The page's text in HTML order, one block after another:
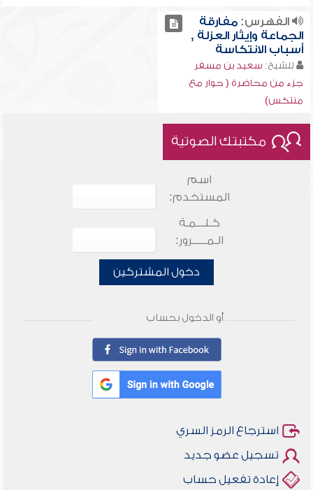
الفهرس:مفارقة
الجماعة وإيثار العزلة ,
أسباب الانتكاسة
للشيخ: سعيد بن مسفر
جزء من محاضرة ( حوار مع
منتكس)
مكتبتك الصوتية
اسم
المستخدم:
كـلـــمـة
الـمـــــرور:
دخول المشتركين
أو الدخول بحساب
استرجاع الرمز السري
تسجيل عضو جديد
إعادة تفعيل حساب